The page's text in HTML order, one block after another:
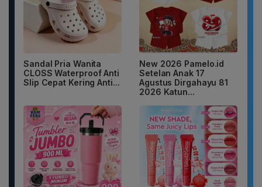
Sandal Pria Wanita
CLOSS Waterproof Anti
Slip Cepat Kering Anti...
New 2026 Pamelo.id
Setelan Anak 17
Agustus Dirgahayu 81
2026 Katun...